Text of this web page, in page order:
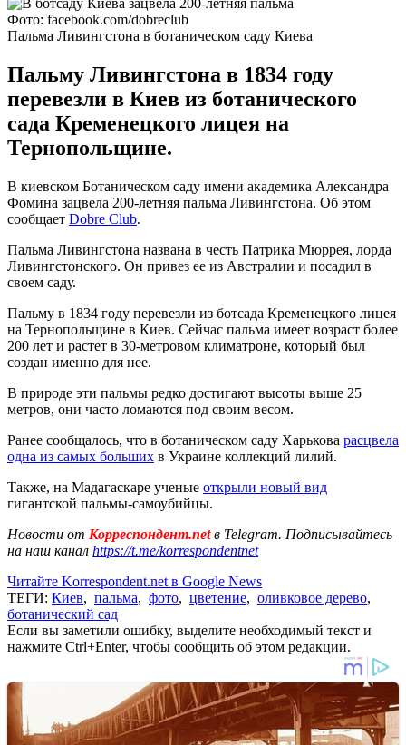
Фото: facebook.com/dobreclub
Пальма Ливингстона в ботаническом саду Киева
Пальму Ливингстона в 1834 году
перевезли в Киев из ботанического
сада Кременецкого лицея на
Тернопольщине.
В киевском Ботаническом саду имени академика Александра
Фомина зацвела 200-летняя пальма Ливингстона. Об этом
сообщает Dobre Club.
Пальма Ливингстона названа в честь Патрика Мюррея, лорда
Ливингстонского. Он привез ее из Австралии и посадил в
своем саду.
Пальму в 1834 году перевезли из ботсада Кременецкого лицея
на Тернопольщине в Киев. Сейчас пальма имеет возраст более
200 лет и растет в 30-метровом климатроне, который был
создан именно для нее.
В природе эти пальмы редко достигают высоты выше 25
метров, они часто ломаются под своим весом.
Ранее сообщалось, что в ботаническом саду Харькова расцвела
одна из самых больших в Украине коллекций лилий.
Также, на Мадагаскаре ученые открыли новый вид
гигантской пальмы-самоубийцы.
Новости от Корреспондент.netв Telegram. Подписывайтесь
на наш канал https://t.me/korrespondentnet
Читайте Korrespondent.net в Google News
ТЕГИ: Киев, пальма, фото, цветение, оливковое дерево,
ботанический сад
Если вы заметили ошибку, выделите необходимый текст и
нажмите Ctrl+Enter, чтобы сообщить об этом редакции.